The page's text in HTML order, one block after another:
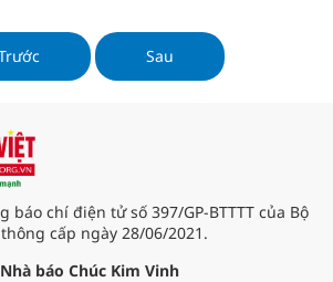
vị đắng và tính ấm mà còn bởi
những công dụng thiết thực trong
y học cổ truyền. Loại cây này
Sau
báo chí điện tử số 397/GP-BTTTT của Bộ
cấp ngày 28/06/2021.
báo Chúc Kim Vinh